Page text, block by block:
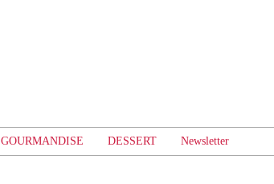
GOURMANDISE DESSERT Newsletter